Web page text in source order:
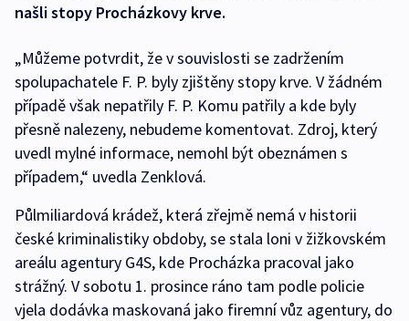
našli stopy Procházkovy krve.
„Můžeme potvrdit, že v souvislosti se zadržením
spolupachatele F. P. byly zjištěny stopy krve. V žádném
případě však nepatřily F. P. Komu patřily a kde byly
přesně nalezeny, nebudeme komentovat. Zdroj, který
uvedl mylné informace, nemohl být obeznámen s
případem,“ uvedla Zenklová.
Půlmiliardová krádež, která zřejmě nemá v historii
české kriminalistiky obdoby, se stala loni v žižkovském
areálu agentury G4S, kde Procházka pracoval jako
strážný. V sobotu 1. prosince ráno tam podle policie
vjela dodávka maskovaná jako firemní vůz agentury, do